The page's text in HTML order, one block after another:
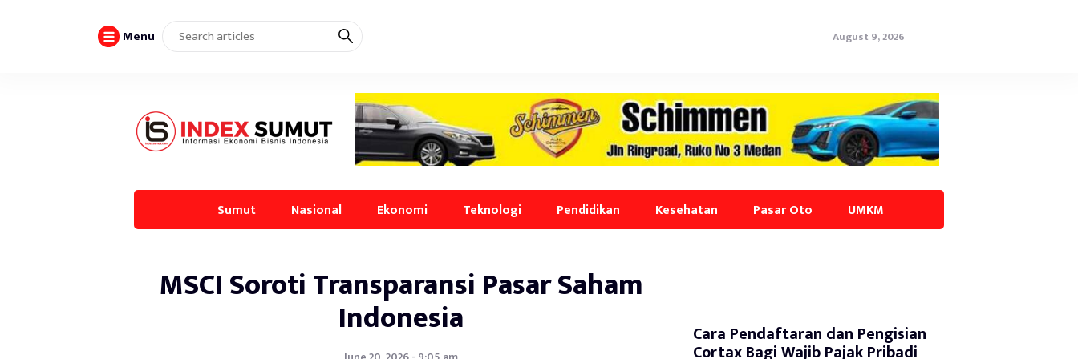
Menu August 9, 2026
Sumut Nasional Ekonomi Teknologi Pendidikan Kesehatan Pasar Oto UMKM
MSCI Soroti Transparansi Pasar Saham
Indonesia Cara Pendaftaran dan Pengisian
Cortax Bagi Wajib Pajak Pribadi